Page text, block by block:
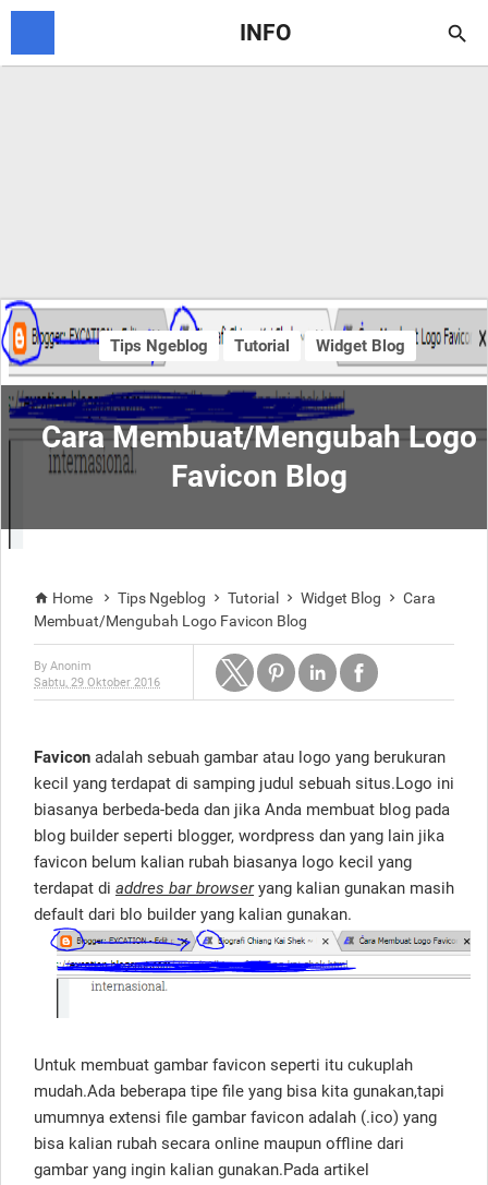
INFO 
Cara Membuat/Mengubah Logo
Favicon Blog
Tips Ngeblog Tutorial Widget Blog
 Home  Tips Ngeblog  Tutorial  Widget Blog  Cara
Membuat/Mengubah Logo Favicon Blog
By Anonim
Sabtu, 29 Oktober 2016
Favicon adalah sebuah gambar atau logo yang berukuran
kecil yang terdapat di samping judul sebuah situs.Logo ini
biasanya berbeda-beda dan jika Anda membuat blog pada
blog builder seperti blogger, wordpress dan yang lain jika
favicon belum kalian rubah biasanya logo kecil yang
terdapat di addres bar browseryang kalian gunakan masih
default dari blo builder yang kalian gunakan.
Untuk membuat gambar favicon seperti itu cukuplah
mudah.Ada beberapa tipe file yang bisa kita gunakan,tapi
umumnya extensi file gambar favicon adalah (.ico) yang
bisa kalian rubah secara online maupun offline dari
gambar yang ingin kalian gunakan.Pada artikel